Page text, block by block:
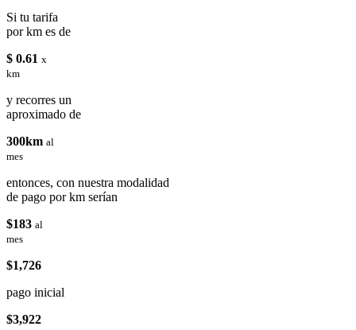
Si tu tarifa
por km es de
$ 0.61 x
km
y recorres un
aproximado de
300km al
mes
entonces, con nuestra modalidad
de pago por km serían
$183 al
mes
$1,726
pago inicial
$3,922